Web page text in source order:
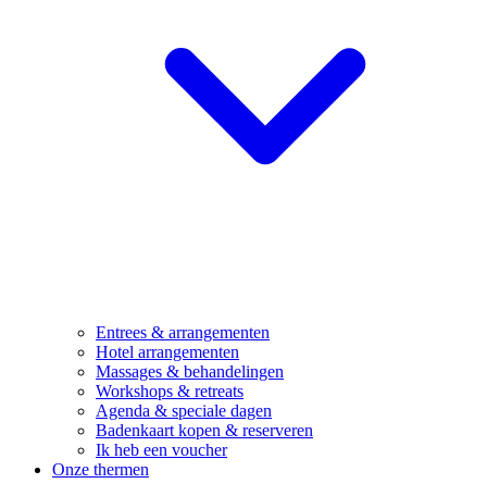
Entrees & arrangementen
Hotel arrangementen
Massages & behandelingen
Workshops & retreats
Agenda & speciale dagen
Badenkaart kopen & reserveren
Ik heb een voucher
Onze thermen